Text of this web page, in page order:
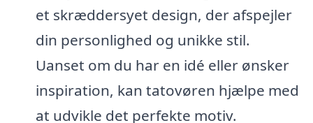
et skræddersyet design, der afspejler
din personlighed og unikke stil.
Uanset om du har en idé eller ønsker
inspiration, kan tatovøren hjælpe med
at udvikle det perfekte motiv.